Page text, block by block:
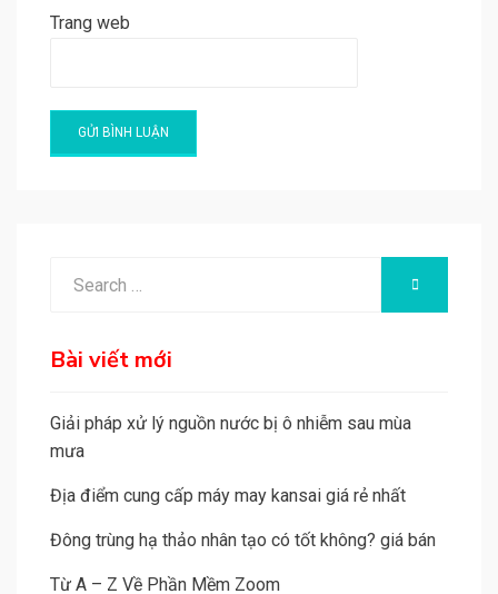
Trang web
a
i
v
:
SEARCH
Bài viết mới
Giải pháp xử lý nguồn nước bị ô nhiễm sau mùa
mưa
Địa điểm cung cấp máy may kansai giá rẻ nhất
Đông trùng hạ thảo nhân tạo có tốt không? giá bán
Từ A – Z Về Phần Mềm Zoom